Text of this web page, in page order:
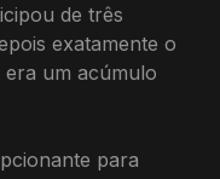
de três
exatamente o
era um acúmulo
para